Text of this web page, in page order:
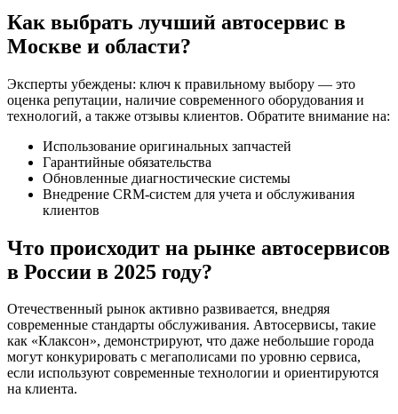
Как выбрать лучший автосервис в
Москве и области?
Эксперты убеждены: ключ к правильному выбору — это
оценка репутации, наличие современного оборудования и
технологий, а также отзывы клиентов. Обратите внимание на:
Использование оригинальных запчастей
Гарантийные обязательства
Обновленные диагностические системы
Внедрение CRM-систем для учета и обслуживания
клиентов
Что происходит на рынке автосервисов
в России в 2025 году?
Отечественный рынок активно развивается, внедряя
современные стандарты обслуживания. Автосервисы, такие
как «Клаксон», демонстрируют, что даже небольшие города
могут конкурировать с мегаполисами по уровню сервиса,
если используют современные технологии и ориентируются
на клиента.